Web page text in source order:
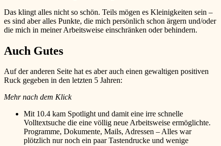
Das klingt alles nicht so schön. Teils mögen es Kleinigkeiten sein –
es sind aber alles Punkte, die mich persönlich schon ärgern und/oder
die mich in meiner Arbeitsweise einschränken oder behindern.
Auch Gutes
Auf der anderen Seite hat es aber auch einen gewaltigen positiven
Ruck gegeben in den letzten 5 Jahren:
Mehr nach dem Klick
Mit 10.4 kam Spotlight und damit eine irre schnelle
Volltextsuche die eine völlig neue Arbeitsweise ermöglichte.
Programme, Dokumente, Mails, Adressen – Alles war
plötzlich nur noch ein paar Tastendrucke und wenige